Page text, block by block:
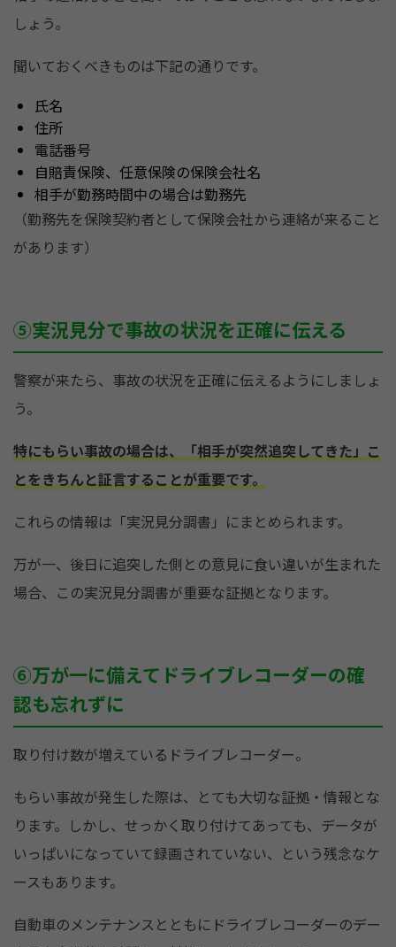
しょう。
聞いておくべきものは下記の通りです。
氏名
住所
電話番号
自賠責保険、任意保険の保険会社名
相手が勤務時間中の場合は勤務先
（勤務先を保険契約者として保険会社から連絡が来ること
があります）
⑤実況見分で事故の状況を正確に伝える
警察が来たら、事故の状況を正確に伝えるようにしましょ
う。
特にもらい事故の場合は、「相手が突然追突してきた」こ
とをきちんと証言することが重要です。
これらの情報は「実況見分調書」にまとめられます。
万が一、後日に追突した側との意見に食い違いが生まれた
場合、この実況見分調書が重要な証拠となります。
⑥万が一に備えてドライブレコーダーの確
認も忘れずに
取り付け数が増えているドライブレコーダー。
もらい事故が発生した際は、とても大切な証拠・情報とな
ります。しかし、せっかく取り付けてあっても、データが
いっぱいになっていて録画されていない、という残念なケ
ースもあります。
自動車のメンテナンスとともにドライブレコーダーのデー